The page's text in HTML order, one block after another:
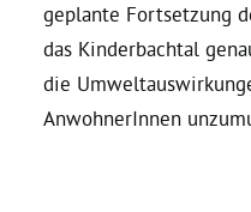
Ratsanträge
geplante Fortsetzung
das Kinderbachtal
die
AnwohnerInnen